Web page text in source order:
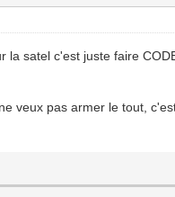
satel c'est juste faire
veux pas armer le tout,